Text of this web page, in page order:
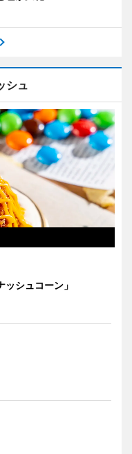
シュ
ッシュコーン」